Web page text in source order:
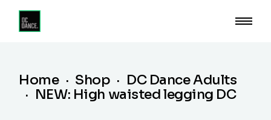
Home Shop
DC Dance Adults
NEW: High waisted legging DC